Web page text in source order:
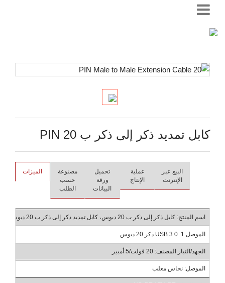
كابل تمديد ذكر إلى ذكر ب 20 PIN
الميزات
مصنوعة
حسب
الطلب
تحميل
ورقة
البيانات
عملية
الإنتاج
البيع عبر
الإنترنت
اسم المنتج: كابل ذكر إلى ذكر ب 20 دبوس، كابل تمديد ذكر إلى ذكر ب 20 دبوس
الموصل 1: USB 3.0 ذكر 20 دبوس
الجهد/التيار المصنف: 20 فولت/5 أمبير
الموصل: نحاس معلب